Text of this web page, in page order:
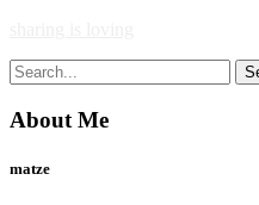
content
Search
for:
About Me
matze